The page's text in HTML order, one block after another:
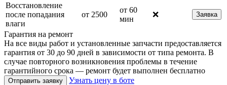
Восстановление
после попадания
влаги
от 2500
от 60
мин
❌ Заявка
Гарантия на ремонт
На все виды работ и установленные запчасти предоставляется
гарантия от 30 до 90 дней в зависимости от типа ремонта. В
случае повторного возникновения проблемы в течение
гарантийного срока — ремонт будет выполнен бесплатно
Отправить заявку
Узнать цену в боте